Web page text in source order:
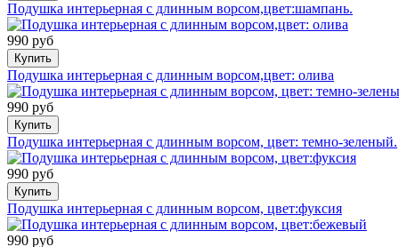
Подушка интерьерная с длинным ворсом,цвет:шампань.
990 руб
Купить
Подушка интерьерная с длинным ворсом,цвет: олива
990 руб
Купить
Подушка интерьерная с длинным ворсом, цвет: темно-зеленый.
990 руб
Купить
Подушка интерьерная с длинным ворсом, цвет:фуксия
990 руб